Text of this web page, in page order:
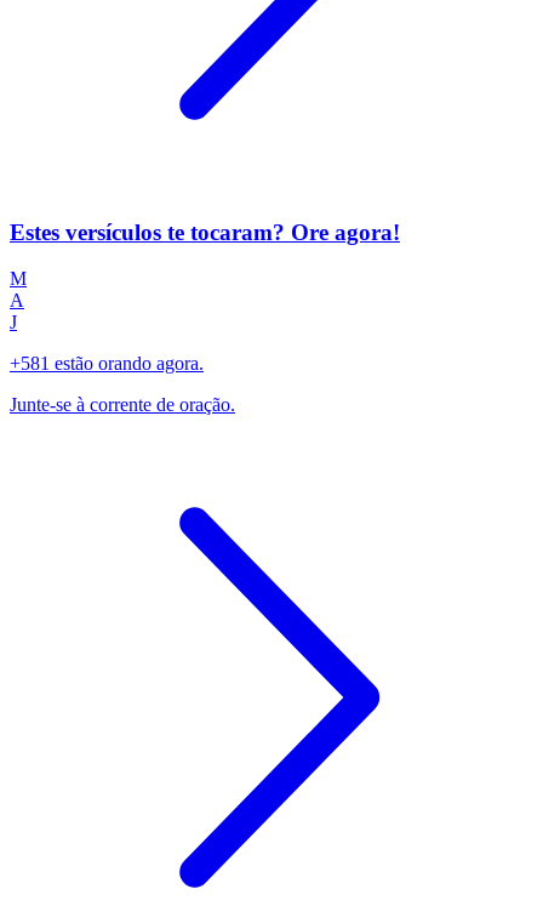
Estes versículos te tocaram? Ore agora!
M
A
J
+581 estão orando agora.
Junte-se à corrente de oração.